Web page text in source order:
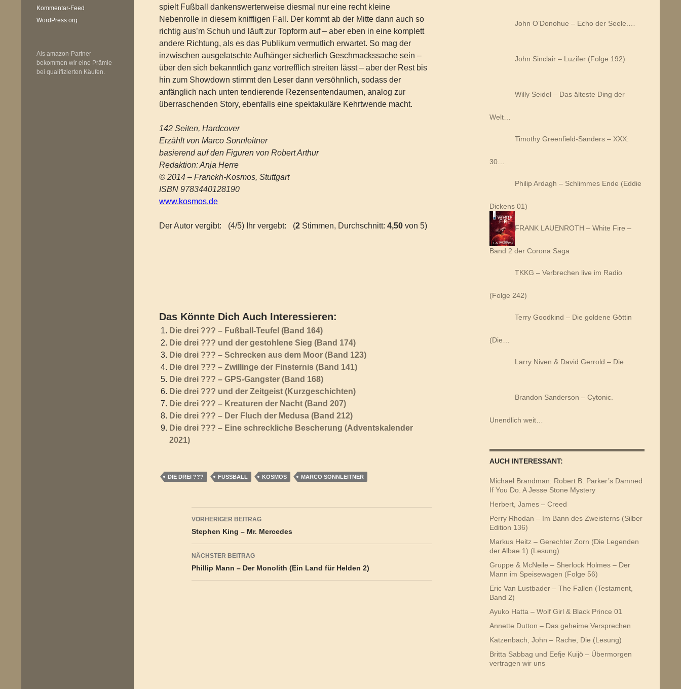
spielt Fußball dankenswerterweise diesmal nur eine recht kleine
Nebenrolle in diesem kniffligen Fall. Der kommt ab der Mitte dann auch so
richtig aus’m Schuh und läuft zur Topform auf – aber eben in eine komplett
andere Richtung, als es das Publikum vermutlich erwartet. So mag der
inzwischen ausgelatschte Aufhänger sicherlich Geschmackssache sein –
über den sich bekanntlich ganz vortrefflich streiten lässt – aber der Rest bis
hin zum Showdown stimmt den Leser dann versöhnlich, sodass der
anfänglich nach unten tendierende Rezensentendaumen, analog zur
überraschenden Story, ebenfalls eine spektakuläre Kehrtwende macht.
142 Seiten, Hardcover
Erzählt von Marco Sonnleitner
basierend auf den Figuren von Robert Arthur
Redaktion: Anja Herre
© 2014 – Franckh-Kosmos, Stuttgart
ISBN 9783440128190
www.kosmos.de
Der Autor vergibt: (4/5) Ihr vergebt: (2 Stimmen, Durchschnitt:4,50 von 5)
Das Könnte Dich Auch Interessieren:
Die drei ??? – Fußball-Teufel (Band 164)
Die drei ??? und der gestohlene Sieg (Band 174)
Die drei ??? – Schrecken aus dem Moor (Band 123)
Die drei ??? – Zwillinge der Finsternis (Band 141)
Die drei ??? – GPS-Gangster (Band 168)
Die drei ??? und der Zeitgeist (Kurzgeschichten)
Die drei ??? – Kreaturen der Nacht (Band 207)
Die drei ??? – Der Fluch der Medusa (Band 212)
Die drei ??? – Eine schreckliche Bescherung (Adventskalender
2021)
DIE DREI ??? FUSSBALL KOSMOS MARCO SONNLEITNER
Beitragsnavigation
VORHERIGER BEITRAG
Stephen King – Mr. Mercedes
NÄCHSTER BEITRAG
Phillip Mann – Der Monolith (Ein Land für Helden 2)
John O’Donohue – Echo der Seele.…
John Sinclair – Luzifer (Folge 192)
Willy Seidel – Das älteste Ding der
Welt…
Timothy Greenfield-Sanders – XXX:
30…
Philip Ardagh – Schlimmes Ende (Eddie
Dickens 01)
FRANK LAUENROTH – White Fire –
Band 2 der Corona Saga
TKKG – Verbrechen live im Radio
(Folge 242)
Terry Goodkind – Die goldene Göttin
(Die…
Larry Niven & David Gerrold – Die…
Brandon Sanderson – Cytonic.
Unendlich weit…
AUCH INTERESSANT:
Michael Brandman: Robert B. Parker’s Damned
If You Do. A Jesse Stone Mystery
Herbert, James – Creed
Perry Rhodan – Im Bann des Zweisterns (Silber
Edition 136)
Markus Heitz – Gerechter Zorn (Die Legenden
der Albae 1) (Lesung)
Gruppe & McNeile – Sherlock Holmes – Der
Mann im Speisewagen (Folge 56)
Eric Van Lustbader – The Fallen (Testament,
Band 2)
Ayuko Hatta – Wolf Girl & Black Prince 01
Annette Dutton – Das geheime Versprechen
Katzenbach, John – Rache, Die (Lesung)
Britta Sabbag und Eefje Kuijö – Übermorgen
vertragen wir uns
Kommentar-Feed
WordPress.org
Als amazon-Partner
bekommen wir eine Prämie
bei qualifizierten Käufen.